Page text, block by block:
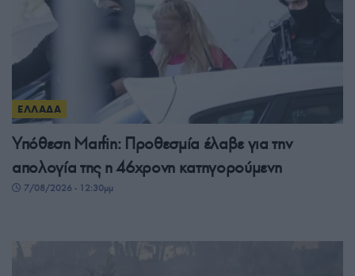
ΕΛΛΑΔΑ
Υπόθεση Marfin: Προθεσμία έλαβε για την
απολογία της η 46χρονη κατηγορούμενη
7/08/2026 - 12:30μμ